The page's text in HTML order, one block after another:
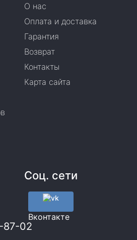
О нас
Оплата и доставка
Гарантия
Возврат
Контакты
Карта сайта
87-02
Соц. сети
Вконтакте